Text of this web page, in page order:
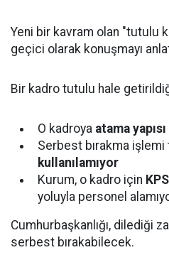
Yeni bir kavram olan "tutulu
geçici olarak konuşmayı
Bir kadro tutulu hale
O kadroya atama
Serbest bırakma
kullanılamıyor
Kurum, o kadro için
yoluyla personel
Cumhurbaşkanlığı, dilediği
serbest bırakabilecek.